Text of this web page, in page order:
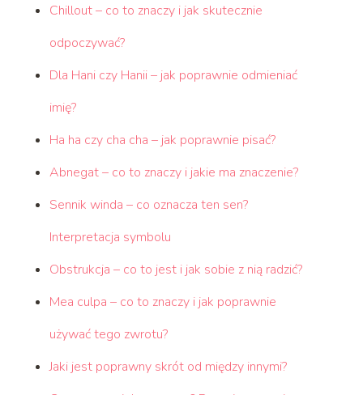
Chillout – co to znaczy i jak skutecznie
odpoczywać?
Dla Hani czy Hanii – jak poprawnie odmieniać
imię?
Ha ha czy cha cha – jak poprawnie pisać?
Abnegat – co to znaczy i jakie ma znaczenie?
Sennik winda – co oznacza ten sen?
Interpretacja symbolu
Obstrukcja – co to jest i jak sobie z nią radzić?
Mea culpa – co to znaczy i jak poprawnie
używać tego zwrotu?
Jaki jest poprawny skrót od między innymi?